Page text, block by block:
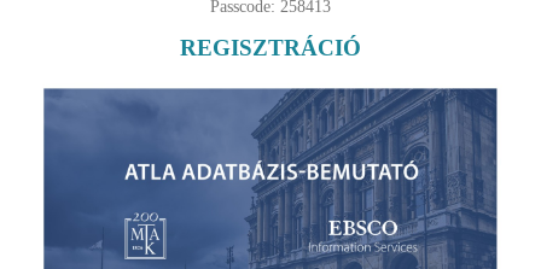
Passcode: 258413
REGISZTRÁCIÓ